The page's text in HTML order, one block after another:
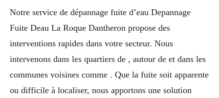
Notre service de dépannage fuite d’eau Depannage
Fuite Deau La Roque Dantheron propose des
interventions rapides dans votre secteur. Nous
intervenons dans les quartiers de , autour de et dans les
communes voisines comme . Que la fuite soit apparente
ou difficile à localiser, nous apportons une solution